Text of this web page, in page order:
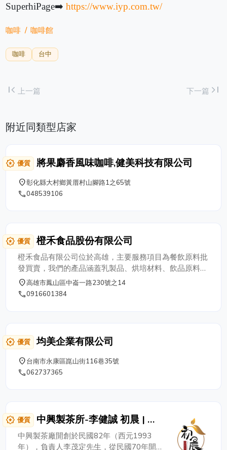
SuperhiPage➡️https://www.iyp.com.tw/
咖啡 咖啡館
咖啡 台中
first_page 上一篇 下一篇 last_page
附近同類型店家
award_star 優質 將果麝香風味咖啡,健美科技有限公司
place彰化縣大村鄉黃厝村山腳路1之65號
phone048539106
award_star 優質 橙禾食品股份有限公司
橙禾食品有限公司位於高雄，主要服務項目為餐飲原料批
發買賣，我們的產品涵蓋乳製品、烘培材料、飲品原料、
茶品、果汁等多個類別，無論是咖啡廳、酒吧、飲料店、
早午餐店還是高級餐廳，橙禾都致力於為您提供最適合的
place高雄市鳳山區中崙一路230號之14
phone0916601384
award_star 優質 均美企業有限公司
place台南市永康區崑山街116巷35號
phone062737365
award_star 優質
中興製茶所-李健誠 初晨 | 阿
里山茶葉 | 嘉義茶行 | 阿里山
茶行 | 高山茶 | 嘉義茶廠 | 阿
中興製茶廠開創於民國82年（西元1993
年），負責人李茂定先生，從民國70年開